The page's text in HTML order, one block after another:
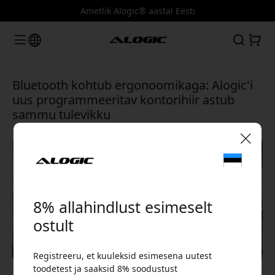
Ametlik Alogic® aastal Eesti
Bluetooth kohtub ergonoomikaga: Alogic'i
uus programmeeritav kontorihiir astub
sammu tulevikku
8% allahindlust esimeselt
ostult
Registreeru, et kuuleksid esimesena uutest
toodetest ja saaksid 8% soodustust
🎉 Sinu sooduskood:
Kasuta seda koodi kassas, et saada 8%